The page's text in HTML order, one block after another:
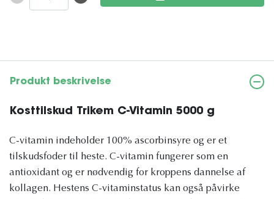
Produkt beskrivelse
Kosttilskud Trikem C-Vitamin 5000 g
C-vitamin indeholder 100% ascorbinsyre og er et
tilskudsfoder til heste. C-vitamin fungerer som en
antioxidant og er nødvendig for kroppens dannelse af
kollagen. Hestens C-vitaminstatus kan også påvirke